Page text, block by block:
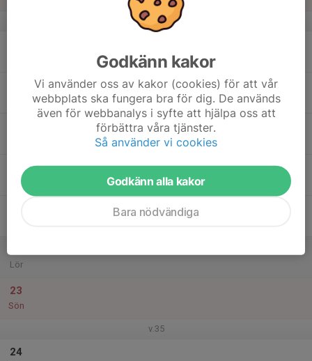
v.34
Tor
Lör
23
Sön
v.35
24
Godkänn kakor
Vi använder oss av kakor (cookies) för att vår
webbplats ska fungera bra för dig. De används
även för webbanalys i syfte att hjälpa oss att
förbättra våra tjänster.
Så använder vi cookies
Godkänn alla kakor
Bara nödvändiga